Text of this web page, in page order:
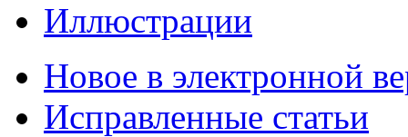
Иллюстрации
Новое в электронной
Исправленные статьи